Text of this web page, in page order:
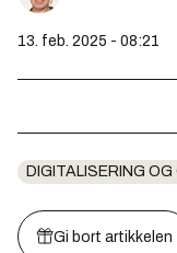
13. feb. 2025 - 08:21
DIGITALISERING
Gi bort artikkelen